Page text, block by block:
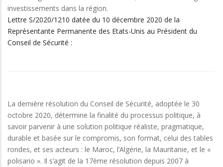
investissements dans la région.
Lettre S/2020/1210 datée du 10 décembre 2020 de la
Représentante Permanente des Etats-Unis au Président du
Conseil de Sécurité :
La dernière résolution du Conseil de Sécurité, adoptée le 30
octobre 2020, détermine la finalité du processus politique, à
savoir parvenir à une solution politique réaliste, pragmatique,
durable et basée sur le compromis, son format, celui des tables
rondes, et ses acteurs : le Maroc, l’Algérie, la Mauritanie, et le «
polisario ». Il s’agit de la 17ème résolution depuis 2007 à